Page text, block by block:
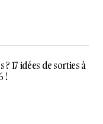
? 17 idées de sorties à
!